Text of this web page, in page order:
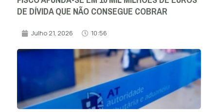
DE DÍVIDA QUE NÃO CONSEGUE COBRAR
Julho 21, 2026 10:56